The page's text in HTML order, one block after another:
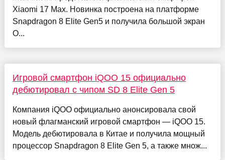
Xiaomi 17 Max. Новинка построена на платформе
Snapdragon 8 Elite Gen5 и получила большой экран
O...
Игровой смартфон iQOO 15 официально
дебютировал с чипом SD 8 Elite Gen 5
Компания iQOO официально анонсировала свой
новый флагманский игровой смартфон — iQOO 15.
Модель дебютировала в Китае и получила мощный
процессор Snapdragon 8 Elite Gen 5, а также множ...